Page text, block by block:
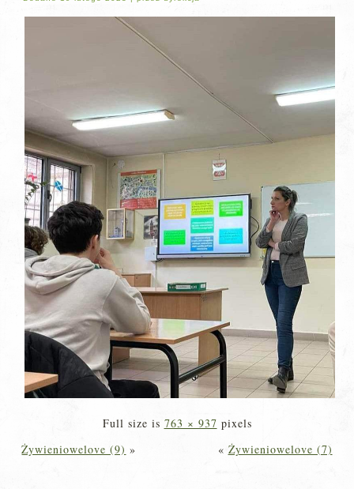
Full size is 763 × 937 pixels
Żywieniowelove (9) » « Żywieniowelove (7)